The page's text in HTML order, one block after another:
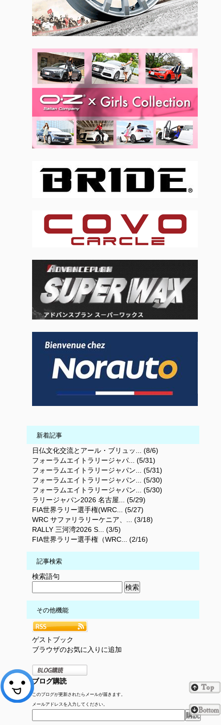
新着記事
日仏文化交流とアール・ブリュッ... (8/6)
フォーラムエイトラリージャパ... (5/31)
フォーラムエイトラリージャパン... (5/31)
フォーラムエイトラリージャパン... (5/30)
フォーラムエイトラリージャパン... (5/30)
ラリージャパン2026 名古屋... (5/29)
FIA世界ラリー選手権(WRC... (5/27)
WRC サファリラリーケニア、... (3/18)
RALLY 三河湾2026 S... (3/5)
FIA世界ラリー選手権（WRC... (2/16)
記事検索
検索語句
その他機能
ゲストブック
ブラウザのお気に入りに追加
ブログ購読
このブログが更新されたらメールが届きます。
メールアドレスを入力してください。